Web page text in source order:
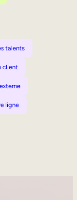
talents
client
ligne